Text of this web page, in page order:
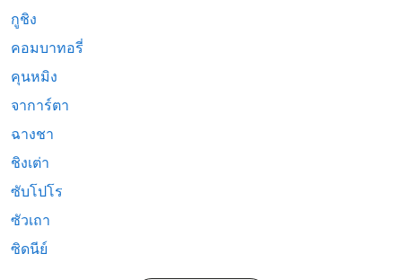
กูชิง
คอมบาทอรี่
คุนหมิง
จาการ์ตา
ฉางชา
ชิงเต่า
ซับโปโร
ซัวเถา
ซิดนีย์